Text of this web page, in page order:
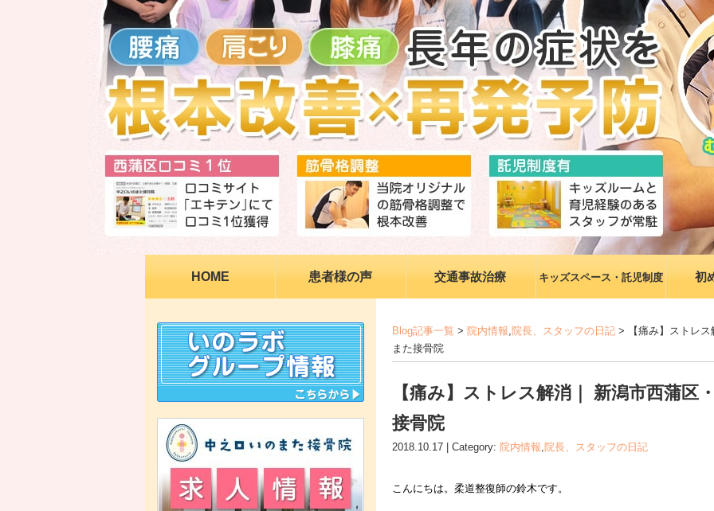
HOME 患者様の声 交通事故治療 キッズスペース・託児制度 初
Blog記事一覧 > 院内情報,院長、スタッフの日記 > 【痛み】ストレ
また接骨院
【痛み】ストレス解消｜ 新潟市西蒲
接骨院
2018.10.17 | Category: 院内情報,院長、スタッフの日記
こんにちは。 柔道整復師の鈴木です。